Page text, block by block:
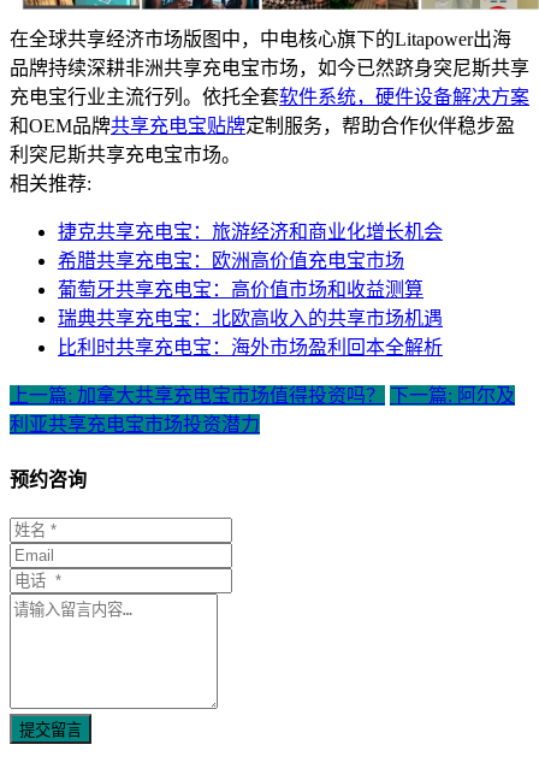
在全球共享经济市场版图中，中电核心旗下的Litapower出海
品牌持续深耕非洲共享充电宝市场，如今已然跻身突尼斯共享
充电宝行业主流行列。依托全套软件系统，硬件设备解决方案
和OEM品牌共享充电宝贴牌定制服务，帮助合作伙伴稳步盈
利突尼斯共享充电宝市场。
相关推荐:
捷克共享充电宝：旅游经济和商业化增长机会
希腊共享充电宝：欧洲高价值充电宝市场
葡萄牙共享充电宝：高价值市场和收益测算
瑞典共享充电宝：北欧高收入的共享市场机遇
比利时共享充电宝：海外市场盈利回本全解析
上一篇: 加拿大共享充电宝市场值得投资吗？
下一篇: 阿尔及
利亚共享充电宝市场投资潜力
预约咨询
提交留言